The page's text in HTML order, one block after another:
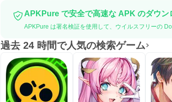
APKPure で安全で高速な APK のダウン
APKPure は署名検証を使用して、ウイルスフリーの
過去 24 時間で人気の検索ゲーム